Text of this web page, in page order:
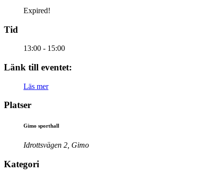
Expired!
Tid
13:00 - 15:00
Länk till eventet:
Läs mer
Platser
Gimo sporthall
Idrottsvägen 2, Gimo
Kategori